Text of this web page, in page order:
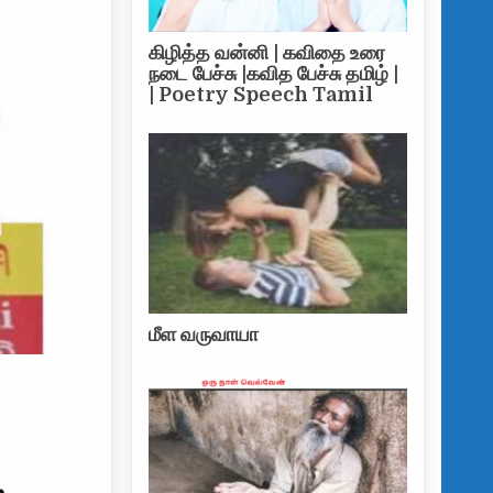
கிழித்த வன்னி | கவிதை உரை
நடை பேச்சு |கவித பேச்சு தமிழ் |
| Poetry Speech Tamil
மீள வருவாயா